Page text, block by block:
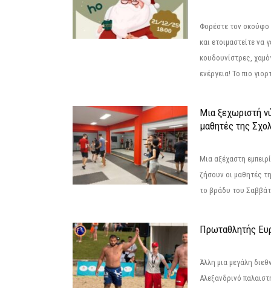
Φορέστε τον σκούφο
και ετοιμαστείτε να
κουδουνίστρες,
ενέργεια! Το πιο
Μια ξεχωριστή
μαθητές της
Μια αξέχαστη
ζήσουν οι μαθητές
το βράδυ του
Πρωταθλητής
Άλλη μια μεγάλη
Αλεξανδρινό